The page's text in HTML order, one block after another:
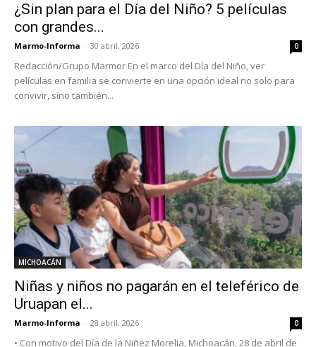
¿Sin plan para el Día del Niño? 5 películas
con grandes...
Marmo-Informa - 30 abril, 2026 0
Redacción/Grupo Marmor En el marco del Día del Niño, ver
películas en familia se convierte en una opción ideal no solo para
convivir, sino también...
MICHOACÁN
Niñas y niños no pagarán en el teleférico de
Uruapan el...
Marmo-Informa - 28 abril, 2026 0
• Con motivo del Día de la Niñez Morelia, Michoacán, 28 de abril de